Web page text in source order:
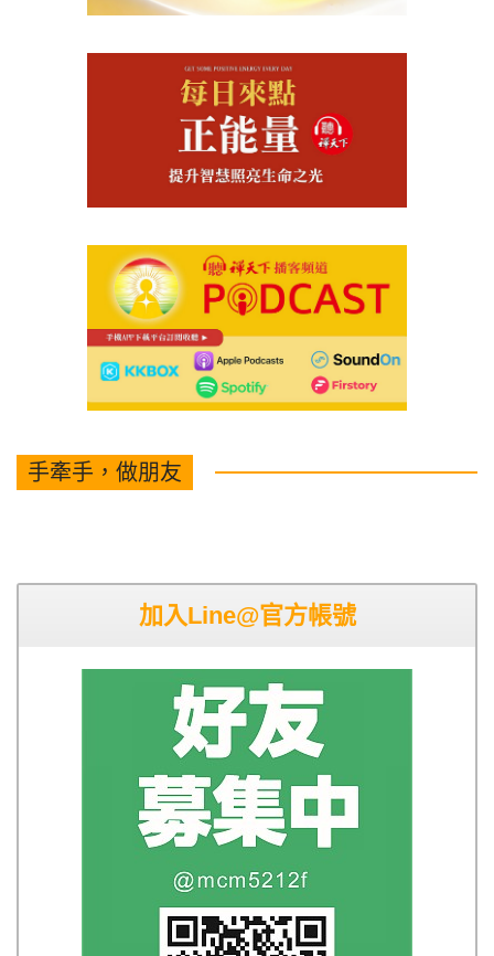
手牽手，做朋友
加入Line@官方帳號